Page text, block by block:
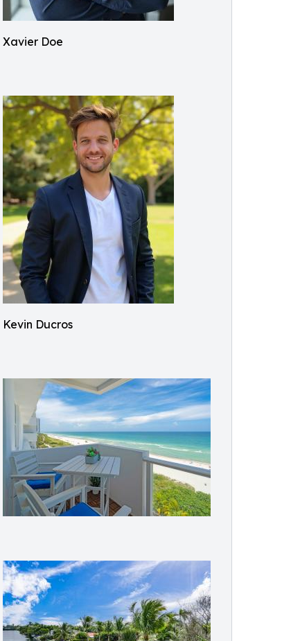
Xavier Doe
Kevin Ducros